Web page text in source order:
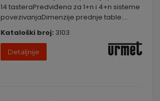
14 tasteraPredviđena za 1+n i 4+n sisteme
povezivanjaDimenzije prednje table:...
Kataloški broj: 3103
Detaljnije